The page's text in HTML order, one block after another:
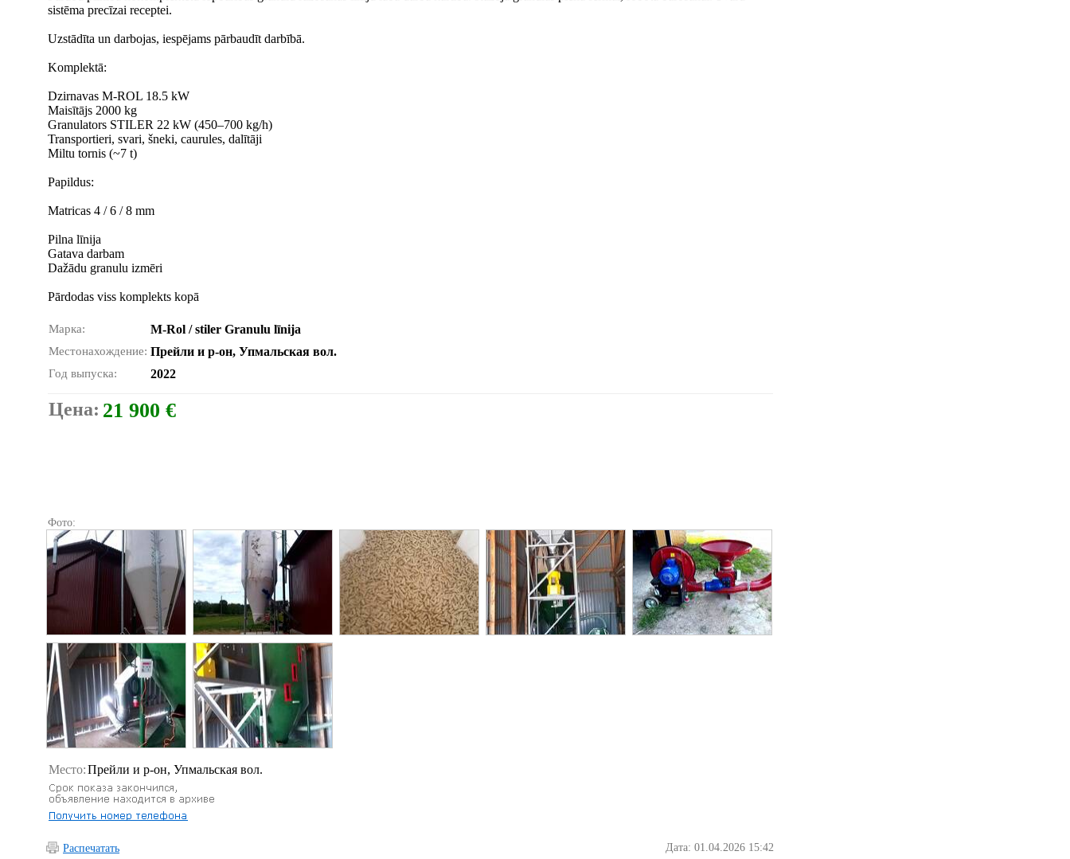
sistēma precīzai receptei.
Uzstādīta un darbojas, iespējams pārbaudīt darbībā.
Komplektā:
Dzirnavas M-ROL 18.5 kW
Maisītājs 2000 kg
Granulators STILER 22 kW (450–700 kg/h)
Transportieri, svari, šneki, caurules, dalītāji
Miltu tornis (~7 t)
Papildus:
Matricas 4 / 6 / 8 mm
Pilna līnija
Gatava darbam
Dažādu granulu izmēri
Pārdodas viss komplekts kopā
Марка: M-Rol / stiler Granulu līnija
Местонахождение: Прейли и р-он, Упмальская вол.
Год выпуска: 2022
Цена: 21 900 €
Фото:
Место:Прейли и р-он, Упмальская вол.
Распечатать Дата: 01.04.2026 15:42